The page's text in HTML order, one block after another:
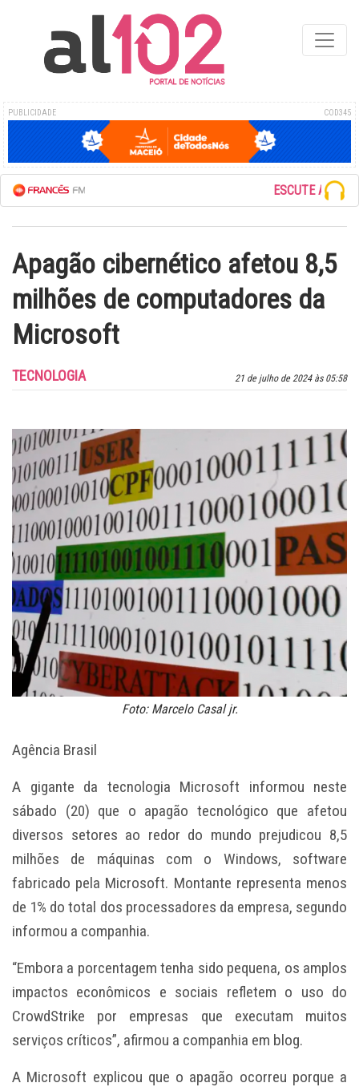
PUBLICIDADE COD345
ESCUTE A REDE
Apagão cibernético afetou 8,5
milhões de computadores da
Microsoft
21 de julho de 2024 às 05:58
TECNOLOGIA
Foto: Marcelo Casal jr.
Agência Brasil
A gigante da tecnologia Microsoft informou neste
sábado (20) que o apagão tecnológico que afetou
diversos setores ao redor do mundo prejudicou 8,5
milhões de máquinas com o Windows, software
fabricado pela Microsoft. Montante representa menos
de 1% do total dos processadores da empresa, segundo
informou a companhia.
“Embora a porcentagem tenha sido pequena, os amplos
impactos econômicos e sociais refletem o uso do
CrowdStrike por empresas que executam muitos
serviços críticos”, afirmou a companhia em blog.
A Microsoft explicou que o apagão ocorreu porque a